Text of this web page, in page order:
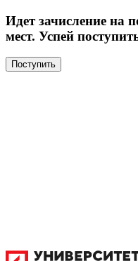
Идет зачисление на
мест. Успей
Поступить